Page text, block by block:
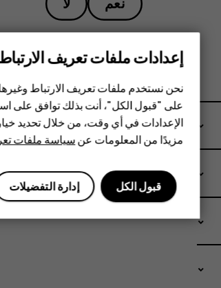
إعدادات ملفات تعريف
نحن نستخدم ملفات تعريف الارتباط
على "قبول الكل"، أنت بذلك توافق على
الإعدادات في أي وقت، من خلال تحديد
مزيدًا من المعلومات عنسياسة ملفات
إدارة التفضيلات قبول الكل